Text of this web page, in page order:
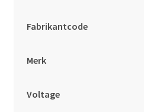
Fabrikantcode
Merk
Voltage